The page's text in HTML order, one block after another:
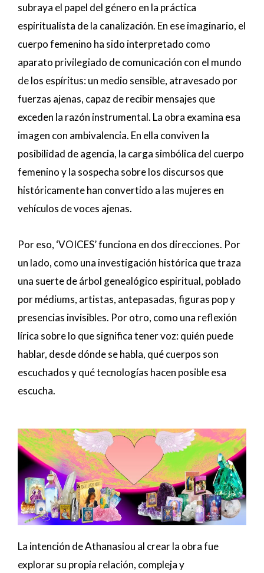
subraya el papel del género en la práctica
espiritualista de la canalización. En ese imaginario, el
cuerpo femenino ha sido interpretado como
aparato privilegiado de comunicación con el mundo
de los espíritus: un medio sensible, atravesado por
fuerzas ajenas, capaz de recibir mensajes que
exceden la razón instrumental. La obra examina esa
imagen con ambivalencia. En ella conviven la
posibilidad de agencia, la carga simbólica del cuerpo
femenino y la sospecha sobre los discursos que
históricamente han convertido a las mujeres en
vehículos de voces ajenas.
Por eso, ‘VOICES’ funciona en dos direcciones. Por
un lado, como una investigación histórica que traza
una suerte de árbol genealógico espiritual, poblado
por médiums, artistas, antepasadas, figuras pop y
presencias invisibles. Por otro, como una reflexión
lírica sobre lo que significa tener voz: quién puede
hablar, desde dónde se habla, qué cuerpos son
escuchados y qué tecnologías hacen posible esa
escucha.
La intención de Athanasiou al crear la obra fue
explorar su propia relación, compleja y